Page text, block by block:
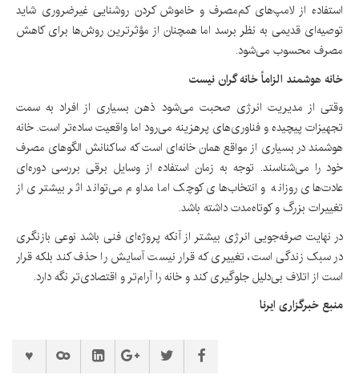
استفاده از لامپ‌های کم‌مصرف و خاموش کردن روشنایی غیرضروری شاید
توصیه‌ای قدیمی به نظر برسد اما همچنان از مؤثرترین روش‌ها برای کاهش
مصرف محسوب می‌شود.
خانه هوشمند الزاماً خانه گران نیست
وقتی از مدیریت انرژی صحبت می‌شود ذهن بسیاری از افراد به سمت
تجهیزات پیچیده و فناوری‌های پرهزینه می‌رود اما واقعیت ساده‌تر است. خانه
هوشمند در بسیاری از مواقع همان خانه‌ای است که ساکنانش الگوهای مصرف
خود را می‌شناسند. توجه به زمان استفاده از وسایل برقی بررسی دوره‌ای
عادت‌های روزانه و انتخاب‌های کوچک اما مداوم می‌تواند اثر بیشتری از
تغییرات بزرگ و کوتاه‌مدت داشته باشد.
در نهایت صرفه‌جویی انرژی بیشتر از آنکه پروژه‌ای فنی باشد نوعی بازنگری
در سبک زندگی است، تغییری که قرار نیست آسایش را حذف کند بلکه قرار
است از اتلاف بی‌دلیل جلوگیری کند و خانه را آرام‌تر و اقتصادی‌تر نگه دارد.
منبع خبرگزاری ایرنا